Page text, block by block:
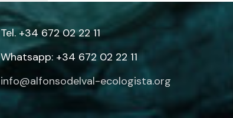
Tel. +34 672 02 22 11
Whatsapp: +34 672 02 22 11
info@alfonsodelval-ecologista.org